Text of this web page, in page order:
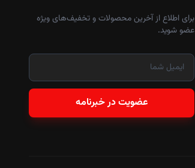
برای اطلاع از آخرین محصولات و تخفیف‌های ویژه
عضو شوید.
عضویت در خبرنامه